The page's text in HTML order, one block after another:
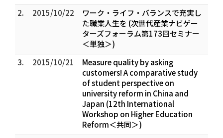
2.
2015/10/22
ワーク・ライフ・バランスで充実し
た職業人生を (次世代産業ナビゲー
ターズフォーラム第173回セミナー
＜単独＞)
3.
2015/10/21
Measure quality by asking
customers! A comparative study
of student perspective on
university reform in China and
Japan (12th International
Workshop on Higher Education
Reform＜共同＞)